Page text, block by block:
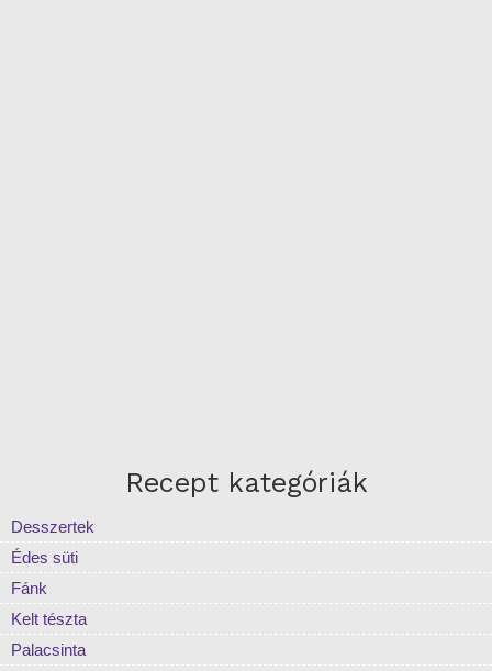
Recept kategóriák
Desszertek
Édes süti
Fánk
Kelt tészta
Palacsinta